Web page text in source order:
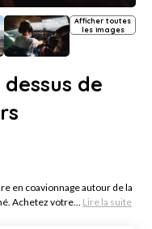
Afficher toutes
les images
de
en coavionnage autour de la
Achetez votre... Lire la suite